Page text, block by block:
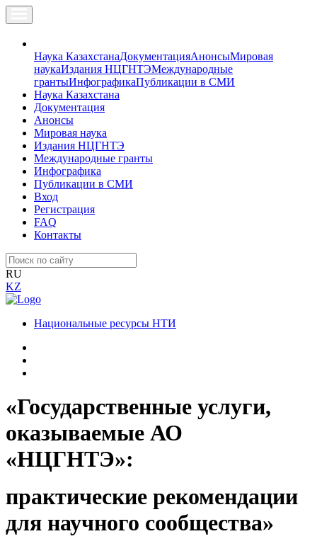
Наука КазахстанаДокументацияАнонсыМировая
наукаИздания НЦГНТЭМеждународные
грантыИнфографикаПубликации в СМИ
Наука Казахстана
Документация
Анонсы
Мировая наука
Издания НЦГНТЭ
Международные гранты
Инфографика
Публикации в СМИ
Вход
Регистрация
FAQ
Контакты
RU
KZ
Национальные ресурсы НТИ
«Государственные услуги,
оказываемые АО
«НЦГНТЭ»:
практические рекомендации
для научного сообщества»